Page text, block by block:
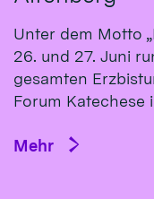
Unter dem Motto
26. und 27. Juni
gesamten
Forum Katechese
Mehr